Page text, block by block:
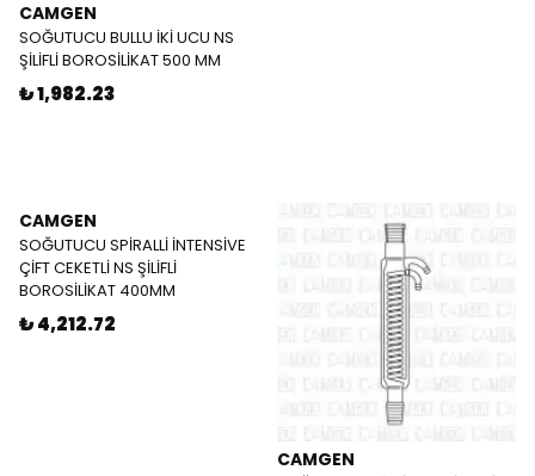
CAMGEN
SOĞUTUCU BULLU İKİ UCU NS
ŞİLİFLİ BOROSİLİKAT 500 MM
₺ 1,982.23
CAMGEN
SOĞUTUCU SPİRALLİ İNTENSİVE
ÇİFT CEKETLİ NS ŞİLİFLİ
BOROSİLİKAT 400MM
₺ 4,212.72
CAMGEN